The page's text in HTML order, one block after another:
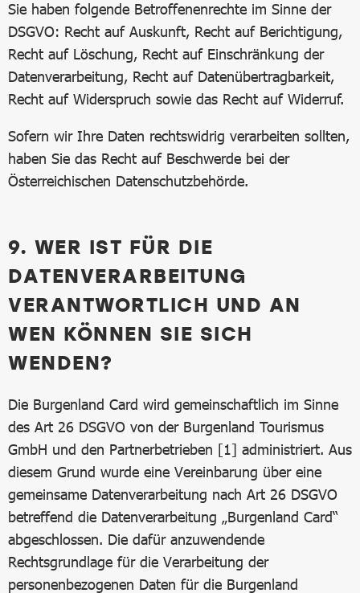
Sie haben folgende Betroffenenrechte im Sinne der
DSGVO: Recht auf Auskunft, Recht auf Berichtigung,
Recht auf Löschung, Recht auf Einschränkung der
Datenverarbeitung, Recht auf Datenübertragbarkeit,
Recht auf Widerspruch sowie das Recht auf Widerruf.
Sofern wir Ihre Daten rechtswidrig verarbeiten sollten,
haben Sie das Recht auf Beschwerde bei der
Österreichischen Datenschutzbehörde.
9. WER IST FÜR DIE
DATENVERARBEITUNG
VERANTWORTLICH UND AN
WEN KÖNNEN SIE SICH
WENDEN?
Die Burgenland Card wird gemeinschaftlich im Sinne
des Art 26 DSGVO von der Burgenland Tourismus
GmbH und den Partnerbetrieben [1] administriert. Aus
diesem Grund wurde eine Vereinbarung über eine
gemeinsame Datenverarbeitung nach Art 26 DSGVO
betreffend die Datenverarbeitung „Burgenland Card“
abgeschlossen. Die dafür anzuwendende
Rechtsgrundlage für die Verarbeitung der
personenbezogenen Daten für die Burgenland